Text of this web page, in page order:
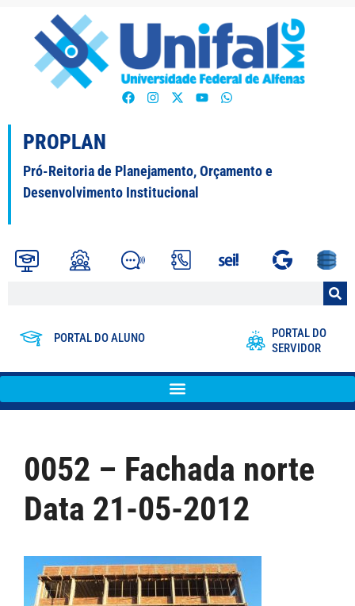
PROPLAN
Pró-Reitoria de Planejamento, Orçamento e
Desenvolvimento Institucional
PORTAL DO ALUNO
PORTAL DO
SERVIDOR
0052 – Fachada norte
Data 21-05-2012